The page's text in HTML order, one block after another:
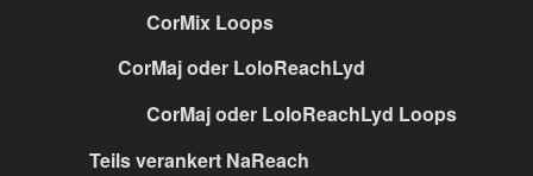
CorMix Loops
CorMaj oder LoloReachLyd
CorMaj oder LoloReachLyd Loops
Teils verankert NaReach